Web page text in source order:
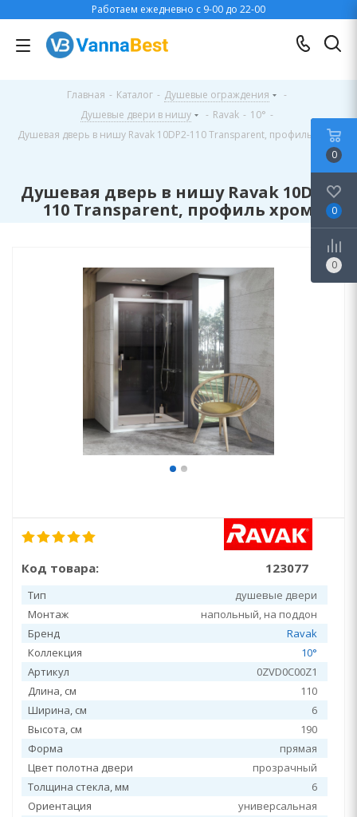
Работаем ежедневно с 9-00 до 22-00
Главная - Каталог - Душевые ограждения
-
Душевые двери в нишу
- Ravak - 10° -
Душевая дверь в нишу Ravak 10DP2-110 Transparent, профиль хром
Душевая дверь в нишу Ravak 10DP2-
110 Transparent, профиль хром
Код товара: 123077
Тип
душевые двери
Монтаж
напольный, на поддон
Бренд
Ravak
Коллекция
10°
Артикул
0ZVD0C00Z1
Длина, см
110
Ширина, см
6
Высота, см
190
Форма
прямая
Цвет полотна двери
прозрачный
Толщина стекла, мм
6
Ориентация
универсальная
0
0
0